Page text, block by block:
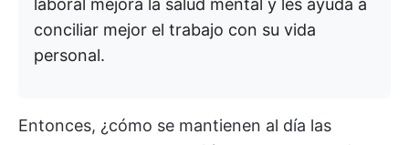
laboral mejora la salud mental y les ayuda a
conciliar mejor el trabajo con su vida
personal.
Entonces, ¿cómo se mantienen al día las